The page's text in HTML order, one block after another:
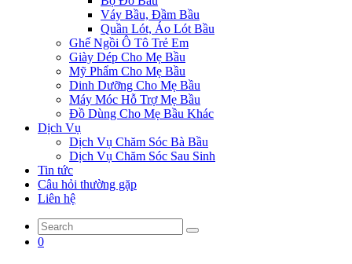
Váy Bầu, Đầm Bầu
Quần Lót, Áo Lót Bầu
Ghế Ngồi Ô Tô Trẻ Em
Giày Dép Cho Mẹ Bầu
Mỹ Phẩm Cho Mẹ Bầu
Dinh Dưỡng Cho Mẹ Bầu
Máy Móc Hỗ Trợ Mẹ Bầu
Đồ Dùng Cho Mẹ Bầu Khác
Dịch Vụ
Dịch Vụ Chăm Sóc Bà Bầu
Dịch Vụ Chăm Sóc Sau Sinh
Tin tức
Câu hỏi thường gặp
Liên hệ
0